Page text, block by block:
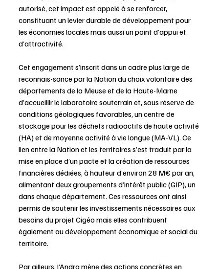
autorisé, cet impact est appelé à se renforcer,
constituant un levier durable de développement pour
les économies locales mais aussi un point d’appui et
d’attractivité.
Cet engagement s’inscrit dans un cadre plus large de
reconnais-sance par la Nation du choix volontaire des
départements de la Meuse et de la Haute-Marne
d’accueillir le laboratoire souterrain et, sous réserve de
conditions géologiques favorables, un centre de
stockage pour les déchets radioactifs de haute activité
(HA) et de moyenne activité à vie longue (MA-VL). Ce
lien entre la Nation et les territoires s’est traduit par la
mise en place d’un pacte et la création de ressources
financières dédiées, à hauteur d’environ 28 M€ par an,
alimentant deux groupements d’intérêt public (GIP), un
dans chaque département. Ces ressources ont ainsi
permis de soutenir les investissements nécessaires aux
besoins du projet Cigéo mais elles contribuent
également au développement économique et social du
territoire.
Par ailleurs, l’Andra mène des actions concrètes en